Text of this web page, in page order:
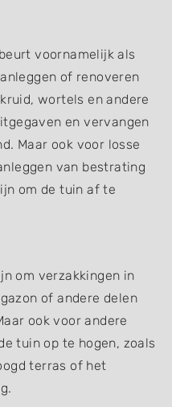
voornamelijk als
of renoveren
wortels en andere
en vervangen
Maar ook voor losse
van bestrating
om de tuin af te
om verzakkingen in
of andere delen
ook voor andere
tuin op te hogen, zoals
terras of het